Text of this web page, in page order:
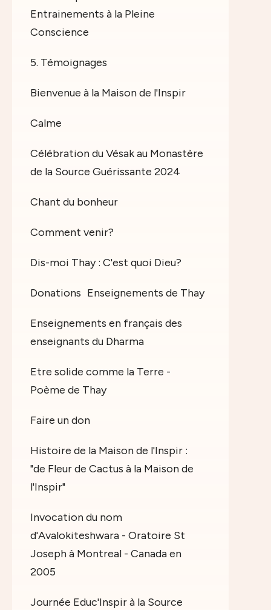
Entrainements à la Pleine
Conscience
5. Témoignages
Bienvenue à la Maison de l'Inspir
Calme
Célébration du Vésak au Monastère
de la Source Guérissante 2024
Chant du bonheur
Comment venir?
Dis-moi Thay : C'est quoi Dieu?
Donations Enseignements de Thay
Enseignements en français des
enseignants du Dharma
Etre solide comme la Terre -
Poème de Thay
Faire un don
Histoire de la Maison de l'Inspir :
"de Fleur de Cactus à la Maison de
l'Inspir"
Invocation du nom
d'Avalokiteshwara - Oratoire St
Joseph à Montreal - Canada en
2005
Journée Educ'Inspir à la Source